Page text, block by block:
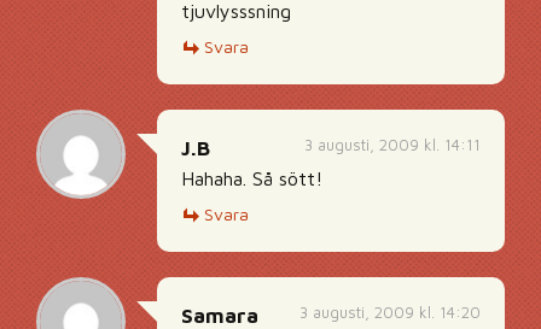
tjuvlysssning
Svara
3 augusti, 2009 kl. 14:11
J.B
Hahaha. Så sött!
Svara
3 augusti, 2009 kl. 14:20
Samara